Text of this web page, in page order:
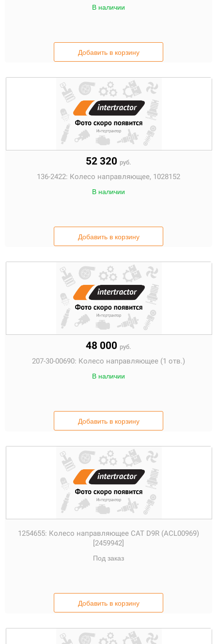
В наличии
Добавить в корзину
52 320 руб.
136-2422: Колесо направляющее, 1028152
В наличии
Добавить в корзину
48 000 руб.
207-30-00690: Колесо направляющее (1 отв.)
В наличии
Добавить в корзину
1254655: Колесо направляющее CAT D9R (ACL00969)
[2459942]
Под заказ
Добавить в корзину